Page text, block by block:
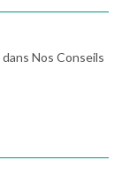
dans Nos Conseils